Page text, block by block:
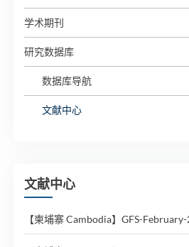
学术期刊
研究数据库
数据库导航
文献中心
文献中心
【柬埔寨 Cambodia】GFS-